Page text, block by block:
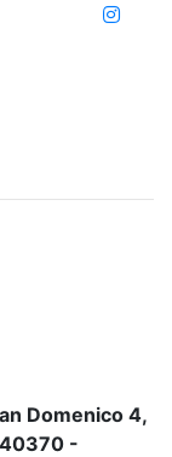
Domenico 4,
-